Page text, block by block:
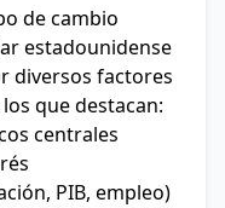
de cambio
estadounidense
diversos factores
que destacan:
centrales
PIB, empleo)